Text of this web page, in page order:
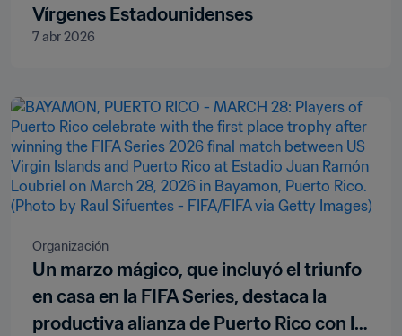
Vírgenes Estadounidenses
7 abr 2026
Organización
Un marzo mágico, que incluyó el triunfo
en casa en la FIFA Series, destaca la
productiva alianza de Puerto Rico con la